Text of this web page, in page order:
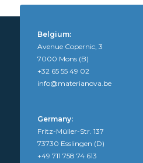
Belgium:
Avenue Copernic, 3
7000 Mons (B)
+32 65 55 49 02
info@materianova.be
Germany:
Fritz-Müller-Str. 137
73730 Esslingen (D)
+49 711 758 74 613